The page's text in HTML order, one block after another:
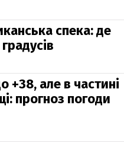
спека: де
+38, але в частині
прогноз погоди